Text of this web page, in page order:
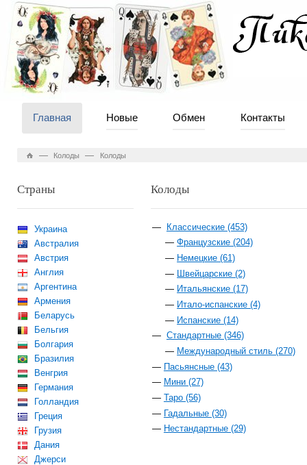
Главная Новые Обмен Контакты
— Колоды — Колоды
Страны
Украина
Австралия
Австрия
Англия
Аргентина
Армения
Беларусь
Бельгия
Болгария
Бразилия
Венгрия
Германия
Голландия
Греция
Грузия
Дания
Джерси
Колоды
Классические (453)
Французские (204)
Немецкие (61)
Швейцарские (2)
Итальянские (17)
Итало-испанские (4)
Испанские (14)
Стандартные (346)
Международный стиль (270)
Пасьянсные (43)
Мини (27)
Таро (56)
Гадальные (30)
Нестандартные (29)